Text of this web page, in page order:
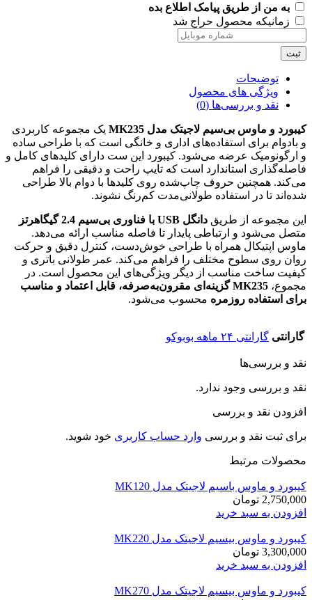
به من از طریق پیامک اطلاع بده
زمانیکه محصول حراج شد
ثبت
توضیحات
ویژگی های محصول
نقد و بررسی‌ها (0)
کیبورد و ماوس بی‌سیم لاجیتک مدل MK235
یک مجموعه کاربردی
و بادوام برای استفاده‌های اداری و خانگی است که با طراحی ساده
و ارگونومیک عرضه می‌شود. کیبورد این ست دارای کلیدهای کامل و
فاصله‌گذاری استاندارد است که تایپ راحت و دقیقی را فراهم
می‌کند. همچنین حروف چاپ‌شده روی کلیدها با دوام بالا طراحی
شده‌اند تا در استفاده طولانی‌مدت کم‌رنگ نشوند.
این مجموعه از طریق دانگل USB با فناوری بی‌سیم 2.4 گیگاهرتز
متصل می‌شود و ارتباطی پایدار تا فاصله مناسب ارائه می‌دهد.
ماوس اپتیکال همراه با طراحی خوش‌دست، کنترل دقیق و حرکت
روان روی سطوح مختلف را فراهم می‌کند. عمر طولانی باتری و
کیفیت ساخت مناسب از دیگر ویژگی‌های این محصول است. در
مجموع،
MK235 گزینه‌ای مقرون‌به‌صرفه، قابل اعتماد و مناسب
برای استفاده روزمره محسوب می‌شود.
گارانتی گارانتی ۲۴ ماهه بوبوکو
نقد و بررسی‌ها
نقد و بررسی وجود ندارد.
افزودن نقد و بررسی
برای ثبت نقد و بررسی وارد حساب کاربری خود شوید.
محصولات مرتبط
کیبورد و ماوس باسیم لاجیتک مدل MK120
2,750,000 تومان
افزودن به سبد خرید
کیبورد و ماوس بیسیم لاجیتک مدل MK220
3,300,000 تومان
افزودن به سبد خرید
کیبورد و ماوس بیسیم لاجیتک مدل MK270